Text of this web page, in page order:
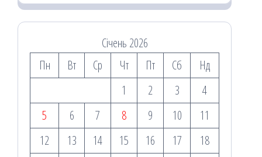
Січень 2026
Пн
Вт Ср Чт Пт Сб
Нд
1
2 3
4
5
6 7 8 9 10
11
12
13 14 15 16 17 18